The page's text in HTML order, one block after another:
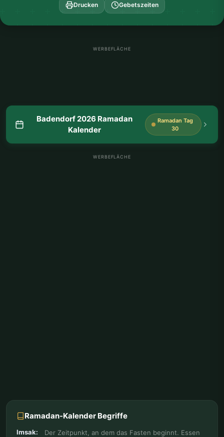
Drucken Gebetszeiten
WERBEFLÄCHE
Badendorf 2026 Ramadan
Kalender
Ramadan Tag
30
WERBEFLÄCHE
Ramadan-Kalender Begriffe
Imsak:
Der Zeitpunkt, an dem das Fasten beginnt. Essen